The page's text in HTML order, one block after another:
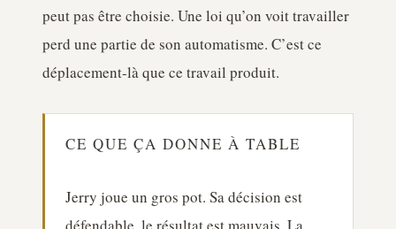
peut pas être choisie. Une loi qu’on voit travailler
perd une partie de son automatisme. C’est ce
déplacement-là que ce travail produit.
CE QUE ÇA DONNE À TABLE
Jerry joue un gros pot. Sa décision est